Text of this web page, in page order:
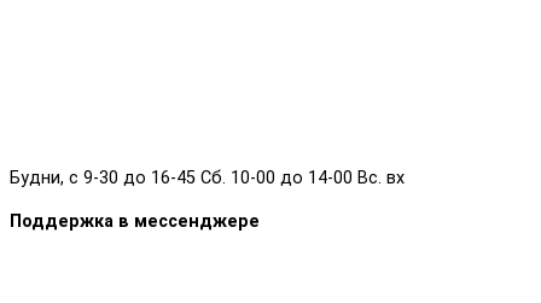
Будни, с 9-30 до 16-45 Сб. 10-00 до 14-00 Вс. вх
Поддержка в мессенджере